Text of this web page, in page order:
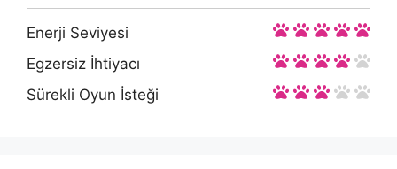
Enerji Seviyesi
Egzersiz İhtiyacı
Sürekli Oyun İsteği